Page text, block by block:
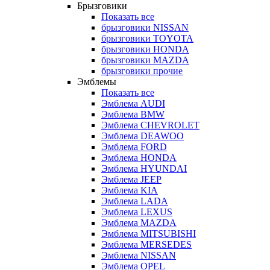
Брызговики
Показать все
брызговики NISSAN
брызговики TOYOTA
брызговики HONDA
брызговики MAZDA
брызговики прочие
Эмблемы
Показать все
Эмблема AUDI
Эмблема BMW
Эмблема CHEVROLET
Эмблема DEAWOO
Эмблема FORD
Эмблема HONDA
Эмблема HYUNDAI
Эмблема JEEP
Эмблема KIA
Эмблема LADA
Эмблема LEXUS
Эмблема MAZDA
Эмблема MITSUBISHI
Эмблема MERSEDES
Эмблема NISSAN
Эмблема OPEL